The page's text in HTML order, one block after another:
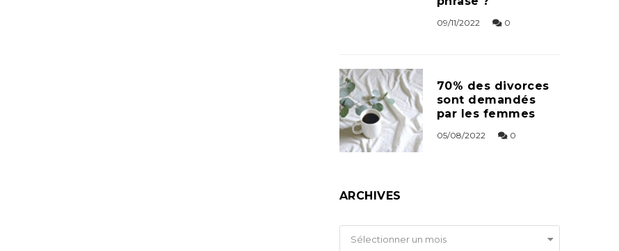
09/11/2022 0
70% des divorces
sont demandés
par les femmes
05/08/2022 0
ARCHIVES
Archives
Sélectionner un mois